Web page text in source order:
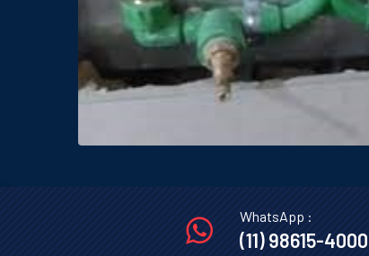
WhatsApp :
(11) 98615-4000